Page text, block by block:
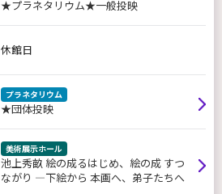
★プラネタリウム★一般投映
休館日
プラネタリウム
★団体投映
美術展示ホール
池上秀畝 絵の成るはじめ、絵の成 すつ
ながり ―下絵から 本画へ、弟子たちへ